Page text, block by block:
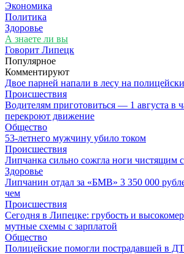
Экономика
Политика
Здоровье
А знаете ли вы
Говорит Липецк
Популярное
Комментируют
Двое парней напали в лесу на
Происшествия
Водителям приготовиться — 1 августа в
перекроют движение
Общество
53-летнего мужчину убило током
Происшествия
Липчанка сильно сожгла ноги чистящим
Здоровье
Липчанин отдал за «БМВ» 3 350 000
чем
Происшествия
Сегодня в Липецке: грубость и
мутные схемы с зарплатой
Общество
Полицейские помогли пострадавшей в